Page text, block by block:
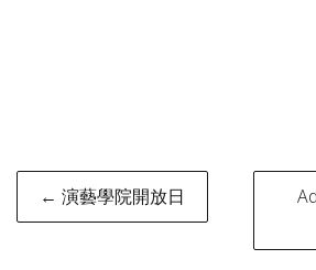
Post
navigation
← 演藝學院開放日